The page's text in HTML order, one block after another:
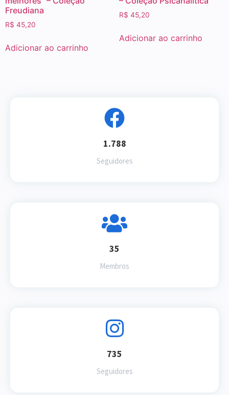
Freudiana
R$ 45,20
Adicionar ao carrinho
R$ 45,20
Adicionar ao carrinho
1.788
Seguidores
35
Membros
735
Seguidores